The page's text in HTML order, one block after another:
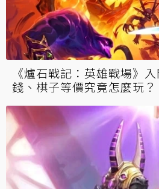
《爐石戰記：英雄戰場》
錢、棋子等價究竟怎麼玩？